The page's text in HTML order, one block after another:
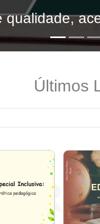
qualidade,
Últimos